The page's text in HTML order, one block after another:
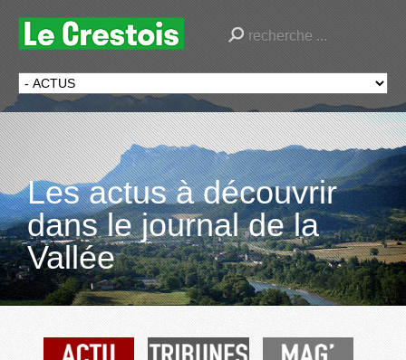
Les actus à découvrir
dans le journal de la
Vallée